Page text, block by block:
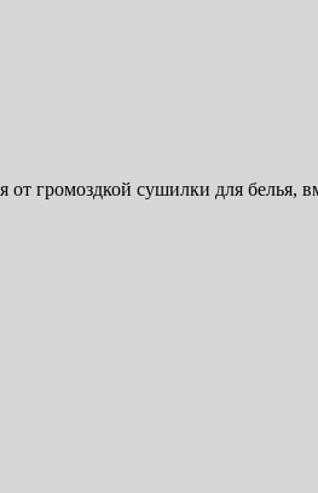
громоздкой сушилки для белья,